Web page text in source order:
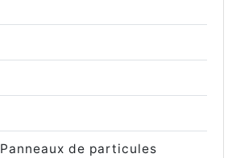
Panneaux de particules